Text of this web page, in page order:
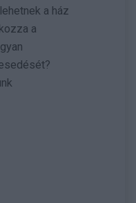
a ház
a